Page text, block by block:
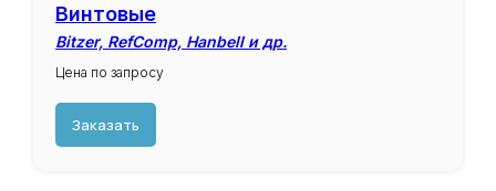
Винтовые
Bitzer, RefComp, Hanbell и др.
Цена по запросу
Заказать